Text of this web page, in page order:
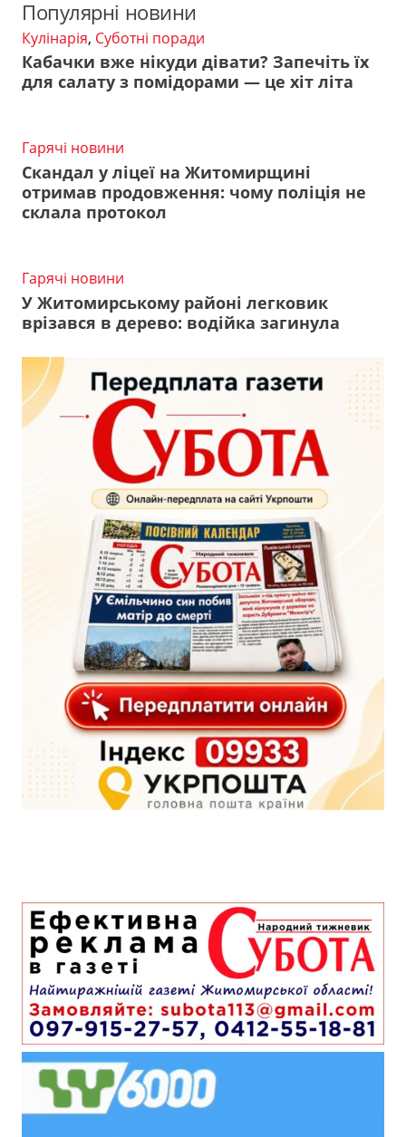
Популярні новини
Кулінарія, Суботні поради
Кабачки вже нікуди дівати? Запечіть їх
для салату з помідорами — це хіт літа
Гарячі новини
Скандал у ліцеї на Житомирщині
отримав продовження: чому поліція не
склала протокол
Гарячі новини
У Житомирському районі легковик
врізався в дерево: водійка загинула